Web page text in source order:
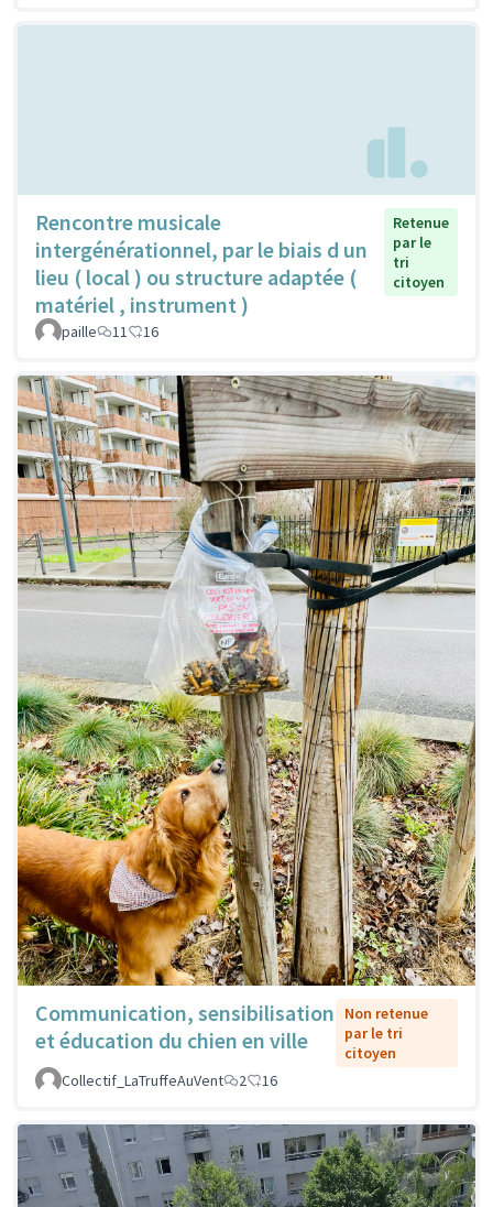
Rencontre musicale
intergénérationnel, par le biais d un
lieu ( local ) ou structure adaptée (
matériel , instrument )
Retenue
par le
tri
citoyen
paille 11 16
Communication, sensibilisation
et éducation du chien en ville
Non retenue
par le tri
citoyen
Collectif_LaTruffeAuVent
2 16